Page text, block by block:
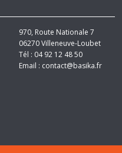
970, Route Nationale 7
06270Villeneuve-Loubet
Tél : 04 92 12 48 50
Email : contact@basika.fr